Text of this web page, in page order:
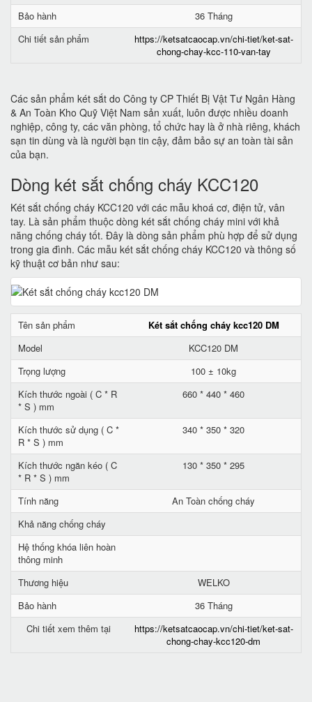
Bảo hành
36 Tháng
Chi tiết sản phẩm
https://ketsatcaocap.vn/chi-tiet/ket-sat-
chong-chay-kcc-110-van-tay
Các sản phẩm két sắt do Công ty CP Thiết Bị Vật Tư Ngân Hàng
& An Toàn Kho Quỹ Việt Nam sản xuất, luôn được nhiều doanh
nghiệp, công ty, các văn phòng, tổ chức hay là ở nhà riêng, khách
sạn tin dùng và là người bạn tin cậy, đảm bảo sự an toàn tài sản
của bạn.
Dòng két sắt chống cháy KCC120
Két sắt chống cháy KCC120 với các mẫu khoá cơ, điện tử, vân
tay. Là sản phẩm thuộc dòng két sắt chống cháy mini với khả
năng chống cháy tốt. Đây là dòng sản phẩm phù hợp để sử dụng
trong gia đình. Các mẫu két sắt chống cháy KCC120 và thông số
kỹ thuật cơ bản như sau:
Tên sản phẩm
Két sắt chống cháy kcc120 DM
Model
KCC120 DM
Trọng lượng
100 ± 10kg
Kích thước ngoài ( C * R
* S ) mm
660 * 440 * 460
Kích thước sử dụng ( C *
R * S ) mm
340 * 350 * 320
Kích thước ngăn kéo ( C
* R * S ) mm
130 * 350 * 295
Tính năng
An Toàn chống cháy
Khả năng chống cháy
Hệ thống khóa liên hoàn
thông minh
Thương hiệu
WELKO
Bảo hành
36 Tháng
Chi tiết xem thêm tại
https://ketsatcaocap.vn/chi-tiet/ket-sat-
chong-chay-kcc120-dm